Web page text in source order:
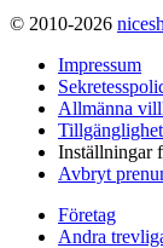
© 2010-2026
Impressum
Allmänna
Inställningar
Avbryt
Företag
Andra